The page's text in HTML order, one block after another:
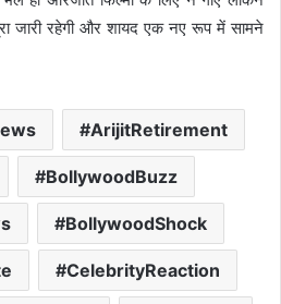
जारी रहेगी और शायद एक नए रूप में सामने
ArijitRetirement
BollywoodBuzz
BollywoodShock
CelebrityReaction